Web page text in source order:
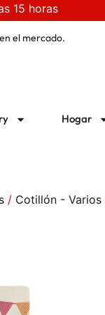
15 horas
en el mercado.
Hogar
/ Cotillón - Varios